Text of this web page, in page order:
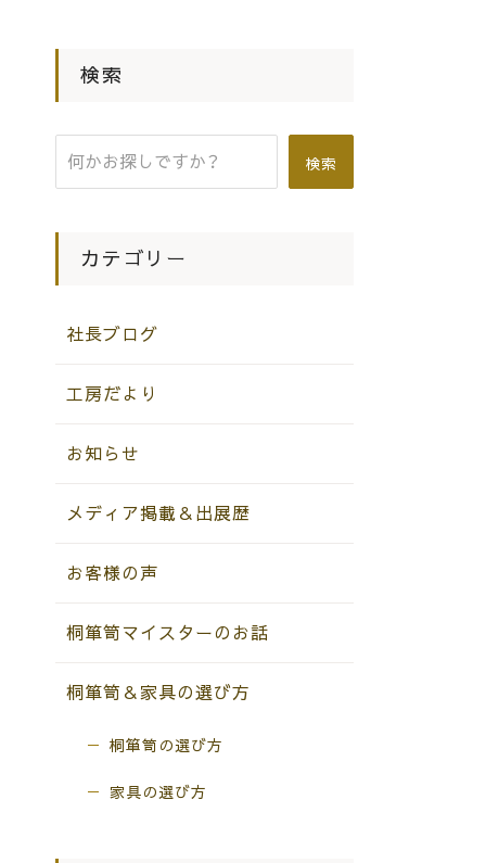
検索
検索
カテゴリー
社長ブログ
工房だより
お知らせ
メディア掲載＆出展歴
お客様の声
桐箪笥マイスターのお話
桐箪笥＆家具の選び方
桐箪笥の選び方
家具の選び方